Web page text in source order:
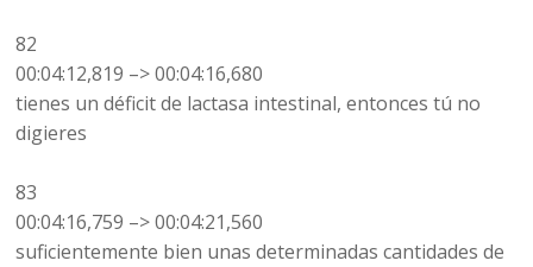
82
00:04:12,819 –> 00:04:16,680
tienes un déficit de lactasa intestinal, entonces tú no
digieres
83
00:04:16,759 –> 00:04:21,560
suficientemente bien unas determinadas cantidades de